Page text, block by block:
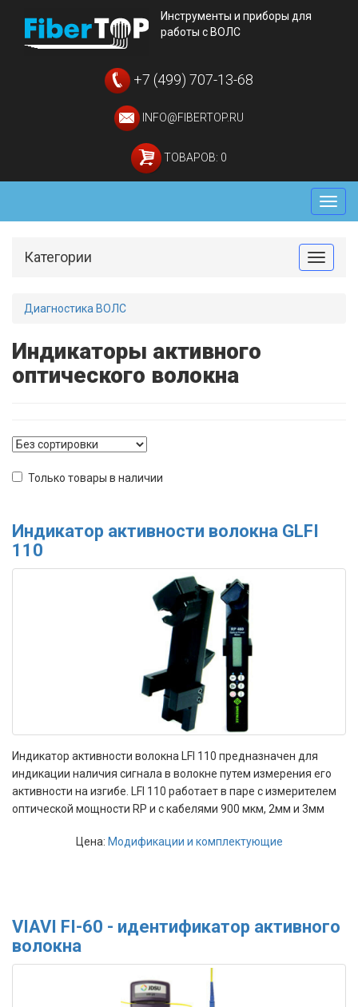
Инструменты и приборы для
работы с ВОЛС
+7 (499) 707-13-68
INFO@FIBERTOP.RU
ТОВАРОВ: 0
Меню
Toggle
Категории
Диагностика ВОЛС
Индикаторы активного
оптического волокна
Только товары в наличии
Индикатор активности волокна GLFI
110
Индикатор активности волокна LFI 110 предназначен для
индикации наличия сигнала в волокне путем измерения его
активности на изгибе. LFI 110 работает в паре с измерителем
оптической мощности RP и с кабелями 900 мкм, 2мм и 3мм
Цена: Модификации и комплектующие
VIAVI FI-60 - идентификатор активного
волокна